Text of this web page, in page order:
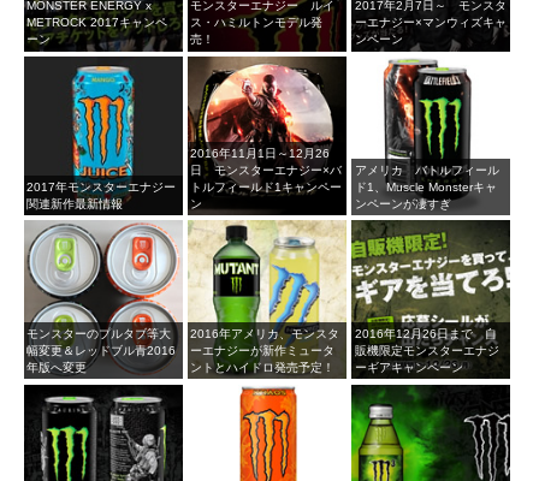
MONSTER ENERGY x
METROCK 2017キャンペ
ーン
モンスターエナジー ルイ
ス・ハミルトンモデル発
売！
2017年2月7日～ モンスタ
ーエナジー×マンウィズキャ
ンペーン
2017年モンスターエナジー
関連新作最新情報
2016年11月1日～12月26
日 モンスターエナジー×バ
トルフィールド1キャンペー
ン
アメリカ バトルフィール
ド1、Muscle Monsterキャ
ンペーンが凄すぎ
モンスターのプルタブ等大
幅変更＆レッドブル青2016
年版へ変更
2016年アメリカ、モンスタ
ーエナジーが新作ミュータ
ントとハイドロ発売予定！
2016年12月26日まで 自
販機限定モンスターエナジ
ーギアキャンペーン